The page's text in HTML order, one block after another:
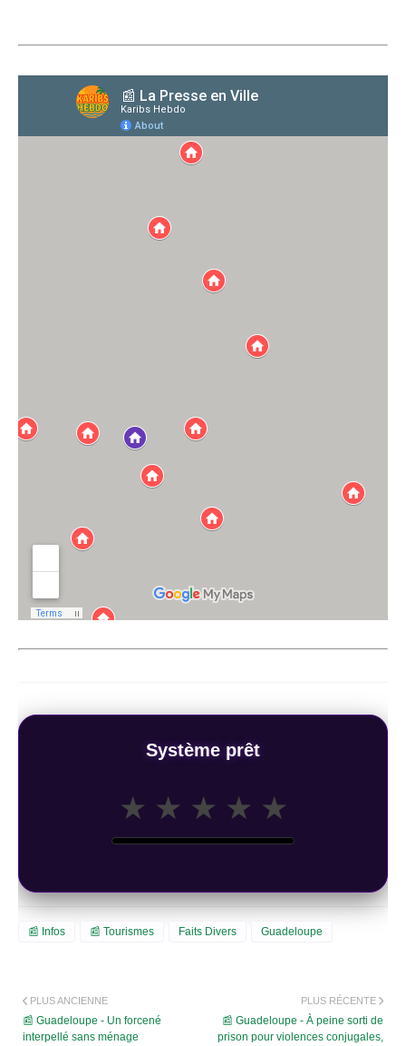
Système prêt
★ ★ ★ ★ ★
📰 Infos 📰 Tourismes Faits Divers Guadeloupe
PLUS RÉCENTE
📰 Guadeloupe - À peine sorti de
prison pour violences conjugales,
PLUS ANCIENNE
📰 Guadeloupe - Un forcené
interpellé sans ménage